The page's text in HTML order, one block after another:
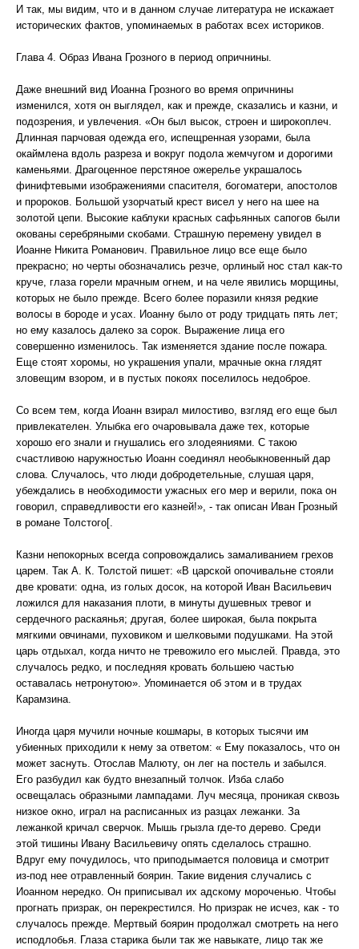
И так, мы видим, что и в данном случае литература не искажает
исторических фактов, упоминаемых в работах всех историков.
Глава 4. Образ Ивана Грозного в период опричнины.
Даже внешний вид Иоанна Грозного во время опричнины
изменился, хотя он выглядел, как и прежде, сказались и казни, и
подозрения, и увлечения. «Он был высок, строен и широкоплеч.
Длинная парчовая одежда его, испещренная узорами, была
окаймлена вдоль разреза и вокруг подола жемчугом и дорогими
каменьями. Драгоценное перстяное ожерелье украшалось
финифтевыми изображениями спасителя, богоматери, апостолов
и пророков. Большой узорчатый крест висел у него на шее на
золотой цепи. Высокие каблуки красных сафьянных сапогов были
окованы серебряными скобами. Страшную перемену увидел в
Иоанне Никита Романович. Правильное лицо все еще было
прекрасно; но черты обозначались резче, орлиный нос стал как-то
круче, глаза горели мрачным огнем, и на челе явились морщины,
которых не было прежде. Всего более поразили князя редкие
волосы в бороде и усах. Иоанну было от роду тридцать пять лет;
но ему казалось далеко за сорок. Выражение лица его
совершенно изменилось. Так изменяется здание после пожара.
Еще стоят хоромы, но украшения упали, мрачные окна глядят
зловещим взором, и в пустых покоях поселилось недоброе.
Со всем тем, когда Иоанн взирал милостиво, взгляд его еще был
привлекателен. Улыбка его очаровывала даже тех, которые
хорошо его знали и гнушались его злодеяниями. С такою
счастливою наружностью Иоанн соединял необыкновенный дар
слова. Случалось, что люди добродетельные, слушая царя,
убеждались в необходимости ужасных его мер и верили, пока он
говорил, справедливости его казней!», - так описан Иван Грозный
в романе Толстого[.
Казни непокорных всегда сопровождались замаливанием грехов
царем. Так А. К. Толстой пишет: «В царской опочивальне стояли
две кровати: одна, из голых досок, на которой Иван Васильевич
ложился для наказания плоти, в минуты душевных тревог и
сердечного раскаянья; другая, более широкая, была покрыта
мягкими овчинами, пуховиком и шелковыми подушками. На этой
царь отдыхал, когда ничто не тревожило его мыслей. Правда, это
случалось редко, и последняя кровать большею частью
оставалась нетронутою». Упоминается об этом и в трудах
Карамзина.
Иногда царя мучили ночные кошмары, в которых тысячи им
убиенных приходили к нему за ответом: « Ему показалось, что он
может заснуть. Отослав Малюту, он лег на постель и забылся.
Его разбудил как будто внезапный толчок. Изба слабо
освещалась образными лампадами. Луч месяца, проникая сквозь
низкое окно, играл на расписанных из разцах лежанки. За
лежанкой кричал сверчок. Мышь грызла где-то дерево. Среди
этой тишины Ивану Васильевичу опять сделалось страшно.
Вдруг ему почудилось, что приподымается половица и смотрит
из-под нее отравленный боярин. Такие видения случались с
Иоанном нередко. Он приписывал их адскому мороченью. Чтобы
прогнать призрак, он перекрестился. Но призрак не исчез, как - то
случалось прежде. Мертвый боярин продолжал смотреть на него
исподлобья. Глаза старика были так же навыкате, лицо так же